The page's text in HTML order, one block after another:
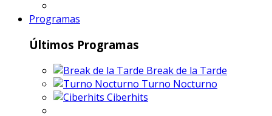
Programas
Últimos Programas
Break de la Tarde
Turno Nocturno
Ciberhits